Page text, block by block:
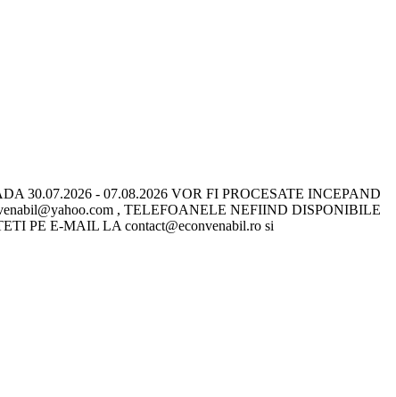
- 07.08.2026 VOR FI PROCESATE INCEPAND
, TELEFOANELE NEFIIND DISPONIBILE
PE E-MAIL LA contact@econvenabil.ro si